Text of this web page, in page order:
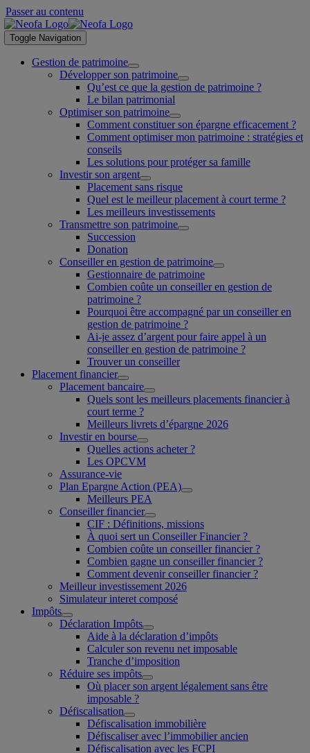
Passer au contenu
Toggle Navigation
Gestion de patrimoine
Développer son patrimoine
Qu’est ce que la gestion de patrimoine ?
Le bilan patrimonial
Optimiser son patrimoine
Comment constituer son épargne efficacement ?
Comment optimiser mon patrimoine : stratégies et
conseils
Les solutions pour protéger sa famille
Investir son argent
Placement sans risque
Quel est le meilleur placement à court terme ?
Les meilleurs investissements
Transmettre son patrimoine
Succession
Donation
Conseiller en gestion de patrimoine
Gestionnaire de patrimoine
Combien coûte un conseiller en gestion de
patrimoine ?
Pourquoi être accompagné par un conseiller en
gestion de patrimoine ?
Ai-je assez d’argent pour faire appel à un
conseiller en gestion de patrimoine ?
Trouver un conseiller
Placement financier
Placement bancaire
Quels sont les meilleurs placements financier à
court terme ?
Meilleurs livrets d’épargne 2026
Investir en bourse
Quelles actions acheter ?
Les OPCVM
Assurance-vie
Plan Epargne Action (PEA)
Meilleurs PEA
Conseiller financier
CIF : Définitions, missions
À quoi sert un Conseiller Financier ?
Combien coûte un conseiller financier ?
Combien gagne un conseiller financier ?
Comment devenir conseiller financier ?
Meilleur investissement 2026
Simulateur interet composé
Impôts
Déclaration Impôts
Aide à la déclaration d’impôts
Calculer son revenu net imposable
Tranche d’imposition
Réduire ses impôts
Où placer son argent légalement sans être
imposable ?
Défiscalisation
Défiscalisation immobilière
Défiscaliser avec l’immobilier ancien
Défiscalisation avec les FCPI